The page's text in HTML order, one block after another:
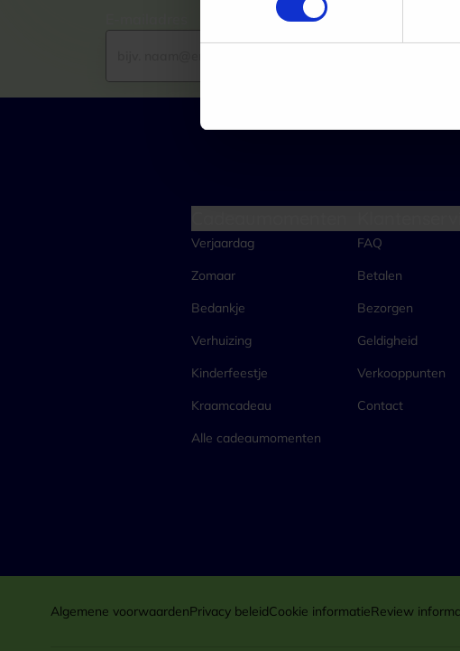
Verjaardag
Zomaar
Bedankje
Verhuizing
Kinderfeestje
Kraamcadeau
Alle cadeaumomenten
FAQ
Betalen
Bezorgen
Geldigheid
Verkooppunten
Contact
Algemene voorwaardenPrivacy beleidCookie informatieReview